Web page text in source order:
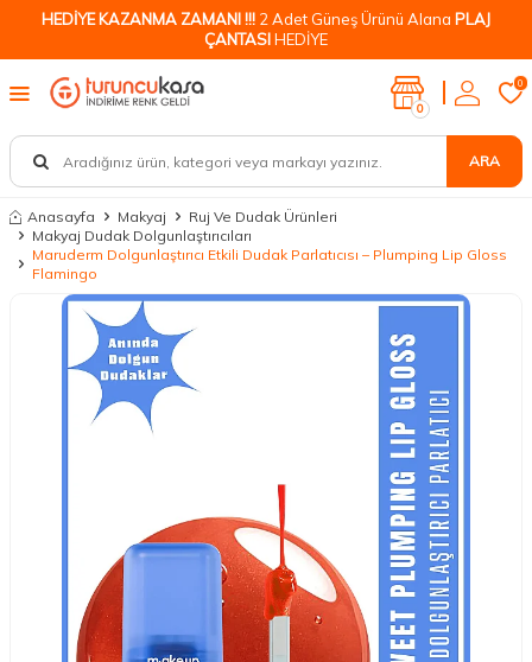
HEDİYE KAZANMA ZAMANI !!! 2 Adet Güneş Ürünü Alana PLAJ
ÇANTASIHEDİYE
ARA
0
0
Anasayfa Makyaj
Ruj Ve Dudak Ürünleri
Makyaj Dudak Dolgunlaştırıcıları
Maruderm Dolgunlaştırıcı Etkili Dudak Parlatıcısı – Plumping Lip Gloss
Flamingo